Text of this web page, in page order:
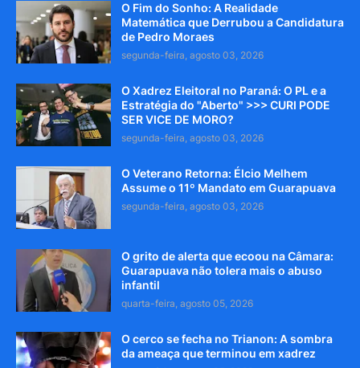
O Fim do Sonho: A Realidade
Matemática que Derrubou a Candidatura
de Pedro Moraes
segunda-feira, agosto 03, 2026
O Xadrez Eleitoral no Paraná: O PL e a
Estratégia do "Aberto" >>> CURI PODE
SER VICE DE MORO?
segunda-feira, agosto 03, 2026
O Veterano Retorna: Élcio Melhem
Assume o 11º Mandato em Guarapuava
segunda-feira, agosto 03, 2026
O grito de alerta que ecoou na Câmara:
Guarapuava não tolera mais o abuso
infantil
quarta-feira, agosto 05, 2026
O cerco se fecha no Trianon: A sombra
da ameaça que terminou em xadrez